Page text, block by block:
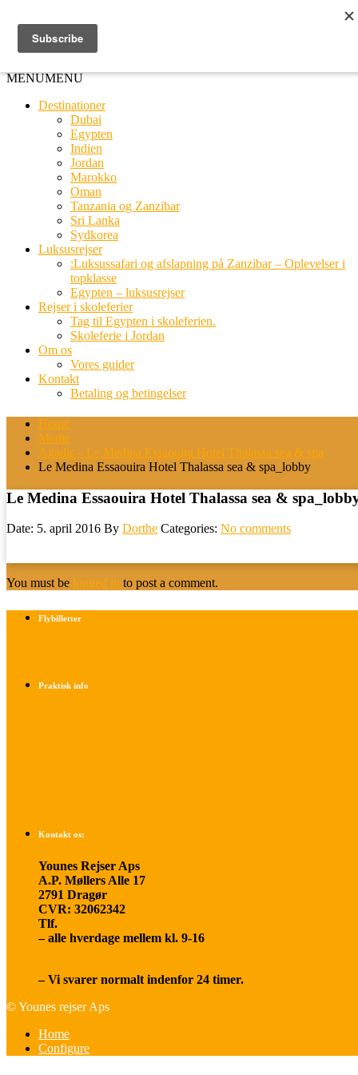
MENUMENU
Destinationer
Dubai
Egypten
Indien
Jordan
Marokko
Oman
Tanzania og Zanzibar
Sri Lanka
Sydkorea
Luksusrejser
:Luksussafari og afslapning på Zanzibar – Oplevelser i
topklasse
Egypten – luksusrejser
Rejser i skoleferier
Tag til Egypten i skoleferien.
Skoleferie i Jordan
Om os
Vores guider
Kontakt
Betaling og betingelser
Home
Medie
Agadir – Le Medina Essaouira Hotel Thalassa sea & spa
Le Medina Essaouira Hotel Thalassa sea & spa_lobby
Le Medina Essaouira Hotel Thalassa sea &
Date: 5. april 2016 By Dorthe Categories: No comments
You must be logged in to post a comment.
Flybilletter
Praktisk info
Kontakt os:
Younes Rejser Aps
A.P. Møllers Alle 17
2791 Dragør
CVR: 32062342
Tlf.
– alle hverdage mellem kl. 9-16
– Vi svarer normalt indenfor 24 timer.
© Younes rejser Aps
Home
Configure